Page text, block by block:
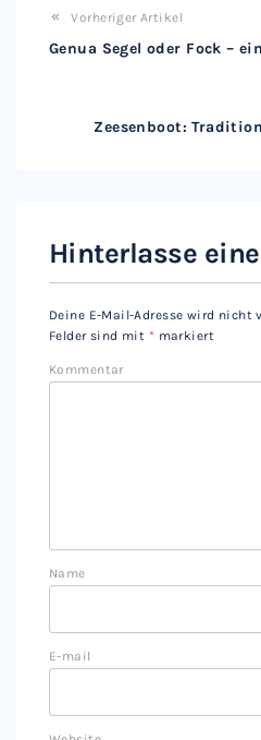
Vorheriger Artikel
Genua Segel oder Fock –
Zeesenboot:
Hinterlasse
Deine E-Mail-Adresse wird nicht
Felder sind mit * markiert
Kommentar
Name
E-mail